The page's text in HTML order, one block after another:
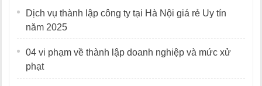
Dịch vụ thành lập công ty tại Hà Nội giá rẻ Uy tín
năm 2025
04 vi phạm về thành lập doanh nghiệp và mức xử
phạt